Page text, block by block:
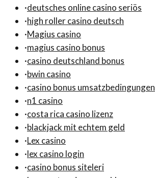
·deutsches online casino seriös
·high roller casino deutsch
·Magius casino
·magius casino bonus
·casino deutschland bonus
·bwin casino
·casino bonus umsatzbedingungen
·n1 casino
·costa rica casino lizenz
·blackjack mit echtem geld
·Lex casino
·lex casino login
·casino bonus siteleri